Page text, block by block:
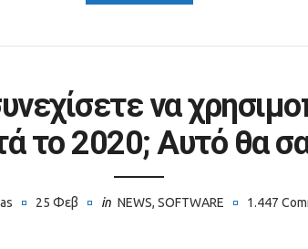
να
το 2020; Αυτό θα
25 Φεβ in NEWS,SOFTWARE 1.447